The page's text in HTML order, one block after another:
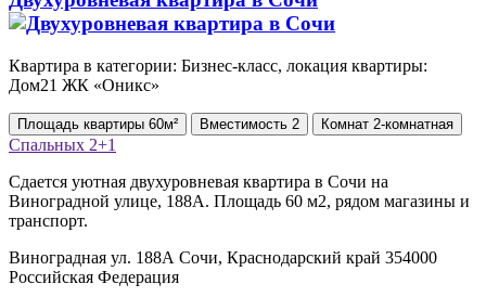
Квартира в категории: Бизнес-класс, локация квартиры:
Дом21 ЖК «Оникс»
Площадь квартиры 60м² Вместимость 2 Комнат 2-комнатная
Спальных 2+1
Сдается уютная двухуровневая квартира в Сочи на
Виноградной улице, 188А. Площадь 60 м2, рядом магазины и
транспорт.
Виноградная ул. 188А Сочи, Краснодарский край 354000
Российская Федерация